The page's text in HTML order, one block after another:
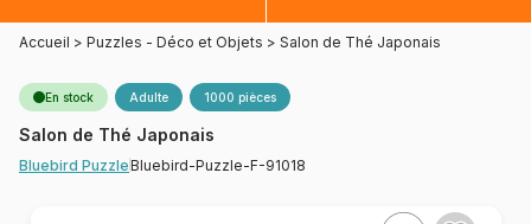
Accueil > Puzzles - Déco et Objets > Salon de Thé Japonais
En stock Adulte 1000 pièces
Salon de Thé Japonais
Bluebird PuzzleBluebird-Puzzle-F-91018